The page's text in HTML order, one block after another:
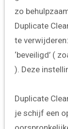
zo
Duplicate
te
‘beveiligd’ (
). Deze
Duplicate
je schijf een